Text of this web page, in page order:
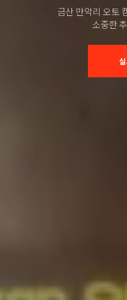
금산 만악리 오토
소중한